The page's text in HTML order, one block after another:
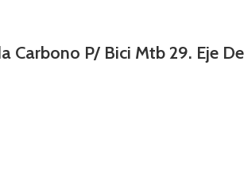
Carbono P/ Bici Mtb 29. Eje De